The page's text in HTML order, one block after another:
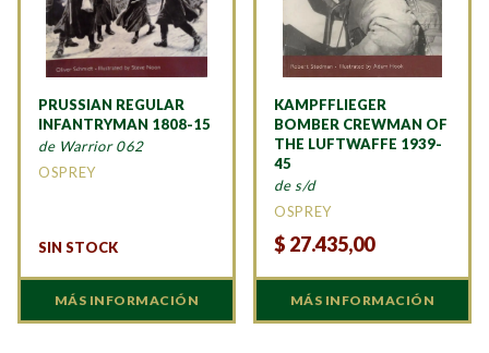
PRUSSIAN REGULAR
INFANTRYMAN 1808-15
de Warrior 062
OSPREY
SIN STOCK
MÁS INFORMACIÓN
KAMPFFLIEGER
BOMBER CREWMAN OF
THE LUFTWAFFE 1939-
45
de s/d
OSPREY
$ 27.435,00
MÁS INFORMACIÓN